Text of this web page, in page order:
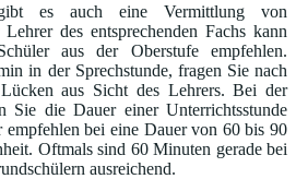
es auch eine Vermittlung von
des entsprechenden Fachs kann
aus der Oberstufe empfehlen.
in der Sprechstunde, fragen Sie nach
aus Sicht des Lehrers. Bei der
Sie die Dauer einer Unterrichtsstunde
bei eine Dauer von 60 bis 90
Oftmals sind 60 Minuten gerade bei
ausreichend.